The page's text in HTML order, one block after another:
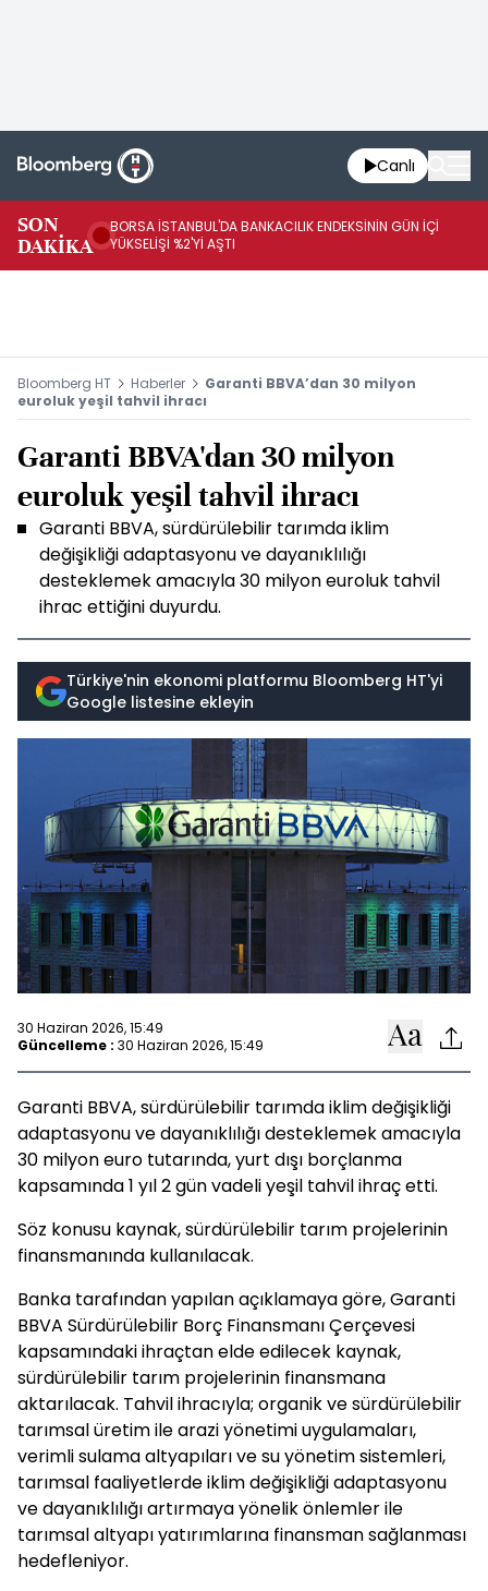
Canlı
SON
DAKİKA
BORSA İSTANBUL'DA BANKACILIK ENDEKSİNİN GÜN İÇİ
YÜKSELİŞİ %2'Yİ AŞTI
Bloomberg HT Haberler
Garanti BBVA’dan 30 milyon
euroluk yeşil tahvil ihracı
Garanti BBVA'dan 30 milyon
euroluk yeşil tahvil ihracı
Garanti BBVA, sürdürülebilir tarımda iklim
değişikliği adaptasyonu ve dayanıklılığı
desteklemek amacıyla 30 milyon euroluk tahvil
ihrac ettiğini duyurdu.
Türkiye'nin ekonomi platformu Bloomberg HT'yi
Google listesine ekleyin
30 Haziran 2026, 15:49
Güncelleme : 30 Haziran 2026, 15:49
Garanti BBVA, sürdürülebilir tarımda iklim değişikliği
adaptasyonu ve dayanıklılığı desteklemek amacıyla
30 milyon euro tutarında, yurt dışı borçlanma
kapsamında 1 yıl 2 gün vadeli yeşil tahvil ihraç etti.
Söz konusu kaynak, sürdürülebilir tarım projelerinin
finansmanında kullanılacak.
Banka tarafından yapılan açıklamaya göre, Garanti
BBVA Sürdürülebilir Borç Finansmanı Çerçevesi
kapsamındaki ihraçtan elde edilecek kaynak,
sürdürülebilir tarım projelerinin finansmana
aktarılacak. Tahvil ihracıyla; organik ve sürdürülebilir
tarımsal üretim ile arazi yönetimi uygulamaları,
verimli sulama altyapıları ve su yönetim sistemleri,
tarımsal faaliyetlerde iklim değişikliği adaptasyonu
ve dayanıklılığı artırmaya yönelik önlemler ile
tarımsal altyapı yatırımlarına finansman sağlanması
hedefleniyor.